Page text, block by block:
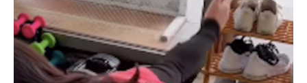
レ
ー
ヤ